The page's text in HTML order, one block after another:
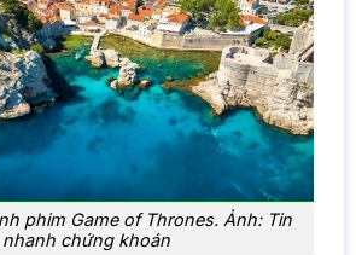
phim Game of Thrones. Ảnh: Tin
nhanh chứng khoán